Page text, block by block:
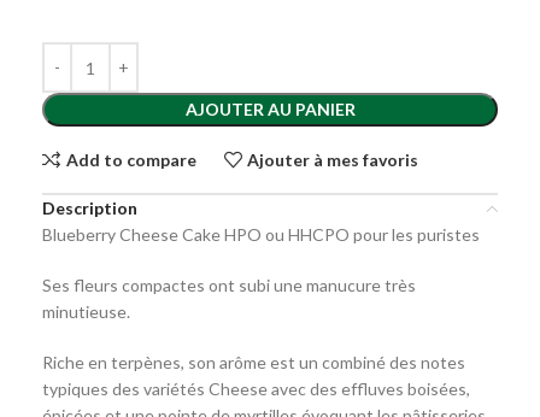
AJOUTER AU PANIER
Add to compare Ajouter à mes favoris
Description
Blueberry Cheese Cake HPO ou HHCPO pour les puristes
Ses fleurs compactes ont subi une manucure très
minutieuse.
Riche en terpènes, son arôme est un combiné des notes
typiques des variétés Cheese avec des effluves boisées,